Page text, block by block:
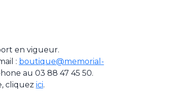
en vigueur.
: boutique@memorial-
au 03 88 47 45 50.
cliquez ici.